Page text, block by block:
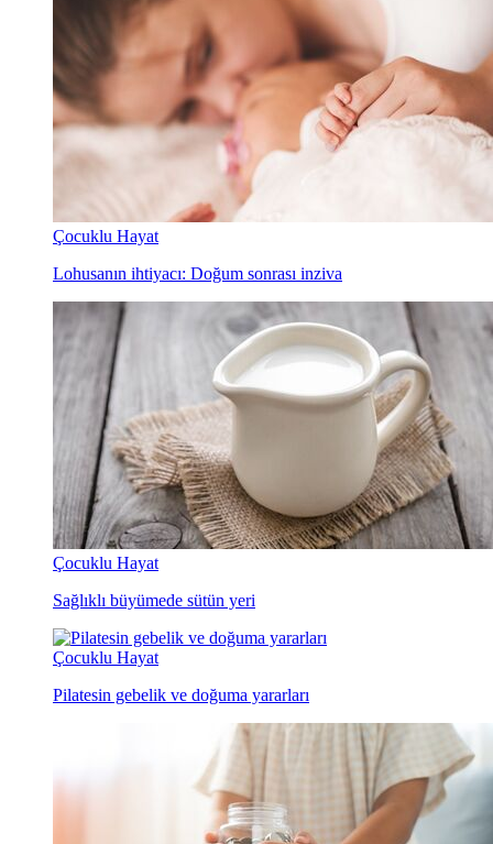
Çocuklu Hayat
Lohusanın ihtiyacı: Doğum sonrası inziva
Çocuklu Hayat
Sağlıklı büyümede sütün yeri
Çocuklu Hayat
Pilatesin gebelik ve doğuma yararları